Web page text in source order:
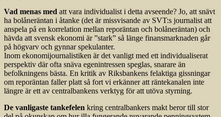
Vad menas med att vara individualist i detta avseende? Jo, att snävt
ha bolåneräntan i åtanke (det är missvisande av SVT:s journalist att
anspela på en korrelation mellan reporäntan och bolåneräntan) och
hävda att svensk ekonomi är ”stark” så länge finansmarknaden går
på högvarv och gynnar spekulanter.
Inom ekonomijournalistiken är det vanligt med ett individualiserat
perspektiv där ofta snäva egenintressen speglas, snarare än
befolkningens bästa. En kritik av Riksbankens felaktiga gissningar
om reporäntan faller platt så fort vi erkänner att räntekanalen inte
längre är ett av centralbankens verktyg för att utöva styrning.
De vanligaste tankefelen kring centralbankers makt beror till stor